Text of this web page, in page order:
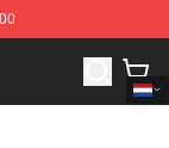
By Ginger